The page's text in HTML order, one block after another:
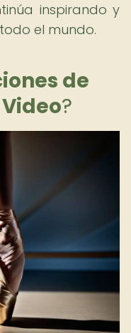
inspirando y
el mundo.
de
?